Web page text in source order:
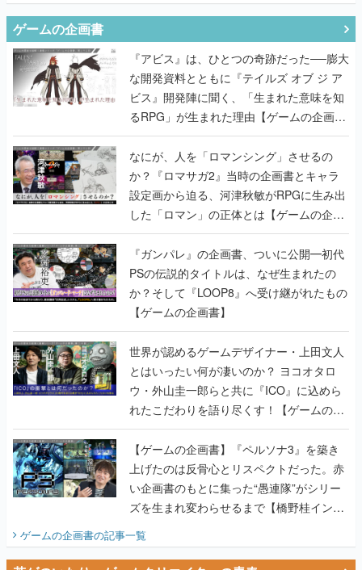
ゲームの企画書
『アビス』は、ひとつの奇跡だった──膨大
な開発資料とともに『テイルズ オブ ジ ア
ビス』開発陣に聞く、「生まれた意味を知
るRPG」が生まれた理由【ゲームの企画
書】
なにが、人を「ロマンシング」させるの
か？『ロマサガ2』当時の企画書とキャラ
設定画から迫る、河津秋敏がRPGに生み出
した「ロマン」の正体とは【ゲームの企画
書】
『ガンパレ』の企画書、ついに公開━初代
PSの伝説的タイトルは、なぜ生まれたの
か？そして『LOOP8』へ受け継がれたもの
【ゲームの企画書】
世界が認めるゲームデザイナー・上田文人
とはいったい何が凄いのか？ ヨコオタロ
ウ・外山圭一郎らと共に『ICO』に込めら
れたこだわりを語り尽くす！【ゲームの企
画書】
【ゲームの企画書】『ペルソナ3』を築き
上げたのは反骨心とリスペクトだった。赤
い企画書のもとに集った“愚連隊”がシリー
ズを生まれ変わらせるまで【橋野桂インタ
ゲームの企画書の記事一覧